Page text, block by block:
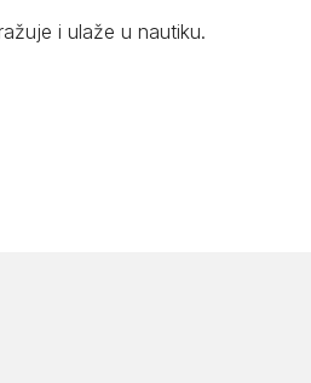
i ulaže u nautiku.